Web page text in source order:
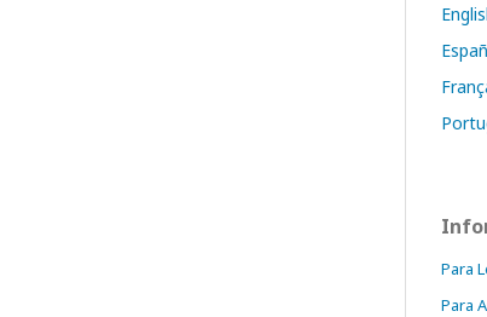
Para
Para